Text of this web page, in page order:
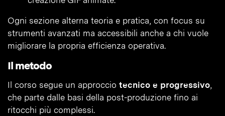
Ogni sezione alterna teoria e pratica, con focus su
strumenti avanzati ma accessibili anche a chi vuole
migliorare la propria efficienza operativa.
Il metodo
Il corso segue un approccio tecnico e progressivo,
che parte dalle basi della post-produzione fino ai
ritocchi più complessi.